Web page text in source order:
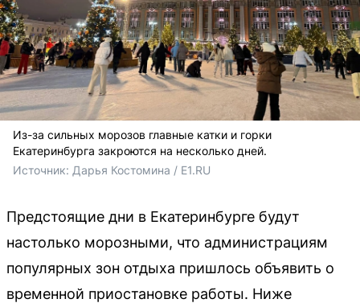
Из-за сильных морозов главные катки и горки
Екатеринбурга закроются на несколько дней.
Источник: Дарья Костомина / E1.RU
Предстоящие дни в Екатеринбурге будут
настолько морозными, что администрациям
популярных зон отдыха пришлось объявить о
временной приостановке работы. Ниже